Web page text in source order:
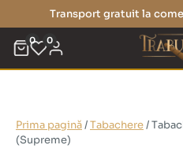
Transport gratuit la
0 0
Prima pagină/Tabachere/
(Supreme)